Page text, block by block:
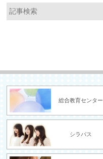
総合教育センター
シラバス